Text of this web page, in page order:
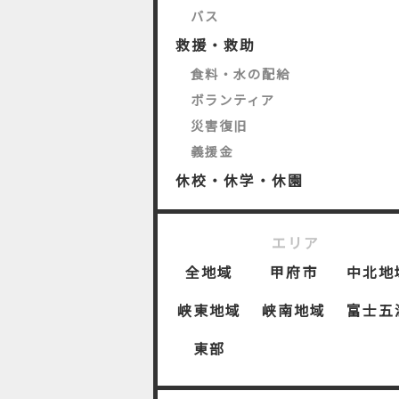
バス
救援・救助
食料・水の配給
ボランティア
災害復旧
義援金
休校・休学・休園
エリア
全地域
甲府市
中北地
峡東地域
峡南地域
富士五
東部